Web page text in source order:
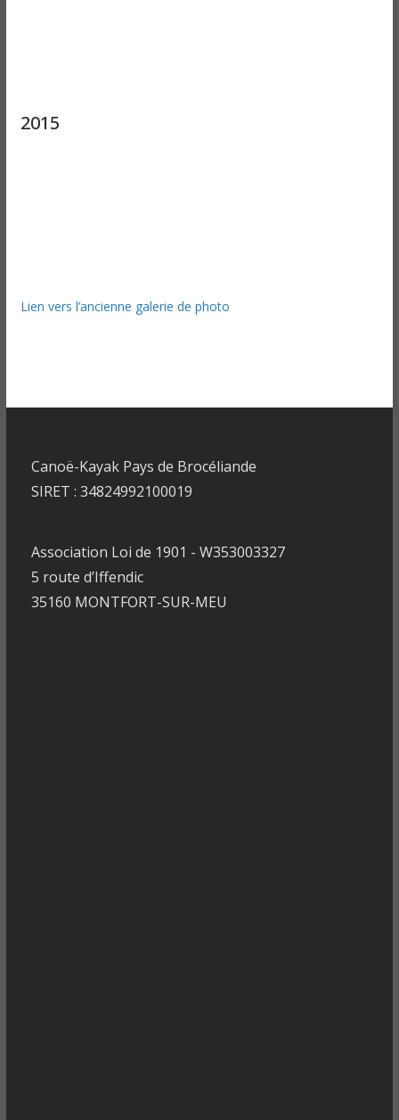
2015
Lien vers l’ancienne galerie de photo
Canoë-Kayak Pays de Brocéliande
SIRET : 34824992100019
Association Loi de 1901 - W353003327
5 route d’Iffendic
35160 MONTFORT-SUR-MEU